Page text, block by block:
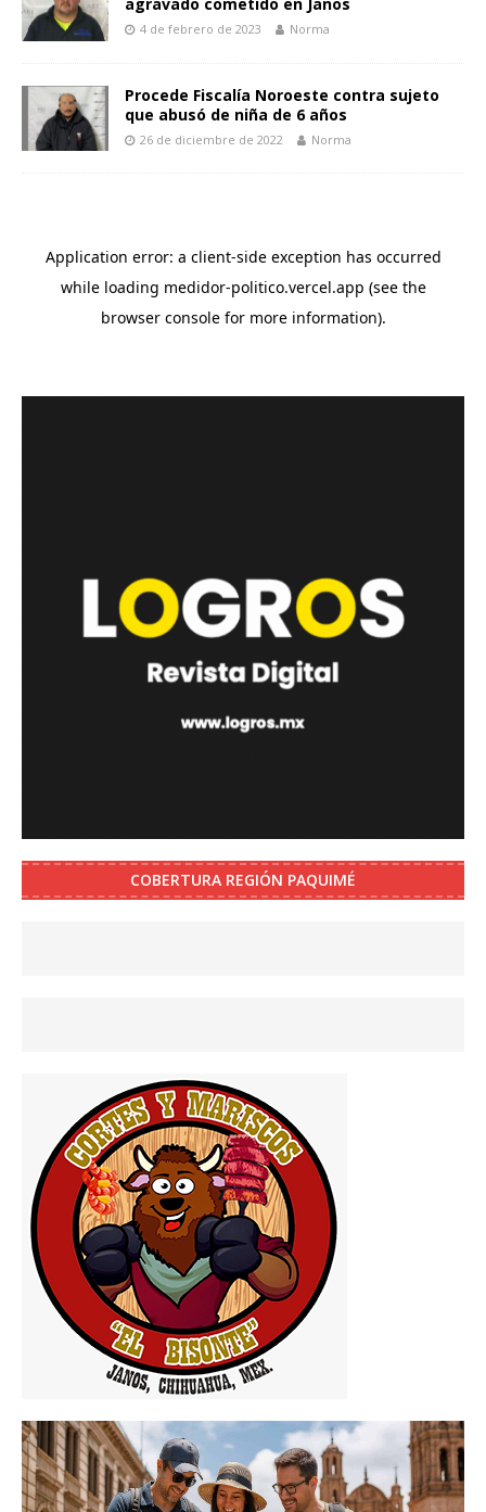
agravado cometido en Janos
4 de febrero de 2023 Norma
Procede Fiscalía Noroeste contra sujeto
que abusó de niña de 6 años
26 de diciembre de 2022 Norma
COBERTURA REGIÓN PAQUIMÉ